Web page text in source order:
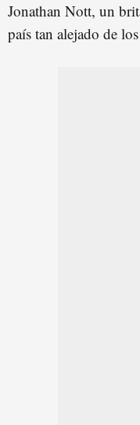
Jonathan Nott, un
país tan alejado de